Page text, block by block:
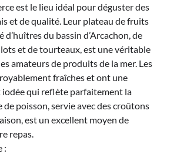
est le lieu idéal pour déguster des
et de qualité. Leur plateau de fruits
d’huîtres du bassin d’Arcachon, de
et de tourteaux, est une véritable
amateurs de produits de la mer. Les
fraîches et ont une
iodée qui reflète parfaitement la
de poisson, servie avec des croûtons
est un excellent moyen de
repas.
: